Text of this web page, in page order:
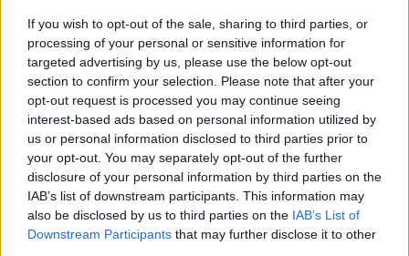
If you wish to opt-out of the sale, sharing to third parties, or
processing of your personal or sensitive information for
targeted advertising by us, please use the below opt-out
section to confirm your selection. Please note that after your
opt-out request is processed you may continue seeing
interest-based ads based on personal information utilized by
us or personal information disclosed to third parties prior to
your opt-out. You may separately opt-out of the further
disclosure of your personal information by third parties on the
IAB’s list of downstream participants. This information may
also be disclosed by us to third parties on the IAB’s List of
Downstream Participants that may further disclose it to other
má svých prostor dostatek, kdyby radnice tuto problematiku
řešila v čas, opravila by svůj majetek, kam by mohla agendu
přestěhovat a město by nemuselo platit nájemné jinde. Na tři roky
si pronajmeme kancelářské prostory za 165 korun za metr
čtverečný měsíčně, když se nyní kancelářské prostory
pronajímají za 120 nebo 130 korun. Součástí je také například
platba za recepci, kterou podle mě, ale město nevyužije,“míní
opoziční zastupitel za Spojence Marek Školoud.